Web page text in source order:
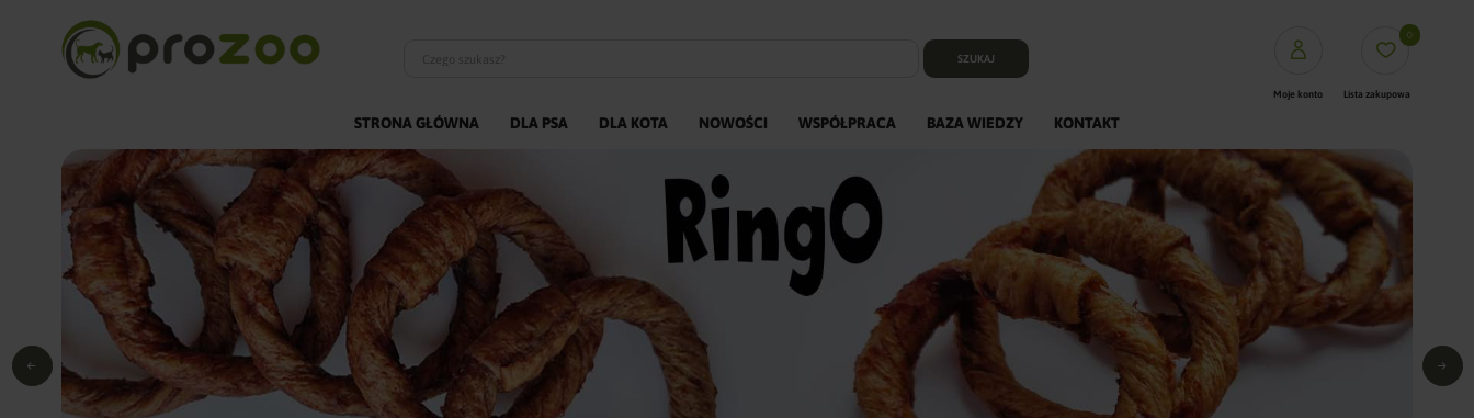
SZUKAJ
Moje konto
0
Lista zakupowa
STRONA GŁÓWNA DLA PSA
PUFFasy
Mięsa XL
Mięsa L
Fineyork saszetki
Dentystyczne
Dogosy
Kości prasowane
DLA KOTA NOWOŚCI WSPÓŁPRACA BAZA WIEDZY KONTAKT